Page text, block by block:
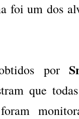
foi um dos
obtidos por
que